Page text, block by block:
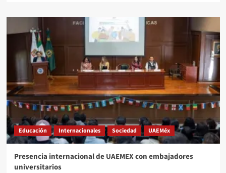
Educación Internacionales Sociedad UAEMéx
Presencia internacional de UAEMEX con embajadores
universitarios